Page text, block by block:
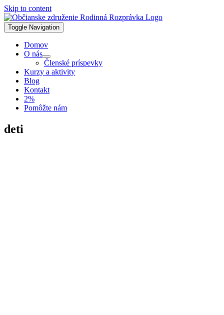
Skip to content
Toggle Navigation
Domov
O nás
Členské príspevky
Kurzy a aktivity
Blog
Kontakt
2%
Pomôžte nám
deti